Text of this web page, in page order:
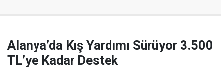
Alanya’da Kış Yardımı Sürüyor 3.500
TL’ye Kadar Destek